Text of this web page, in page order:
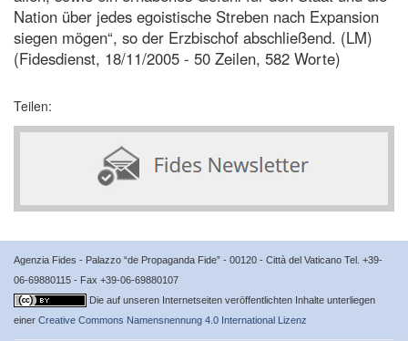
Nation über jedes egoistische Streben nach Expansion
siegen mögen“, so der Erzbischof abschließend. (LM)
(Fidesdienst, 18/11/2005 - 50 Zeilen, 582 Worte)
Teilen:
Agenzia Fides - Palazzo “de Propaganda Fide” - 00120 - Città del Vaticano Tel. +39-
06-69880115 - Fax +39-06-69880107
Die auf unseren Internetseiten veröffentlichten Inhalte unterliegen
einer Creative Commons Namensnennung 4.0 International Lizenz